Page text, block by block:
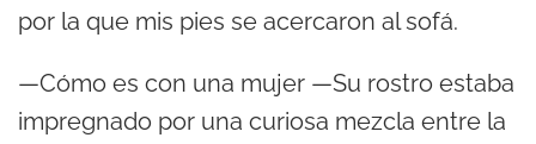
por la que mis pies se acercaron al sofá.
—Cómo es con una mujer —Su rostro estaba
impregnado por una curiosa mezcla entre la